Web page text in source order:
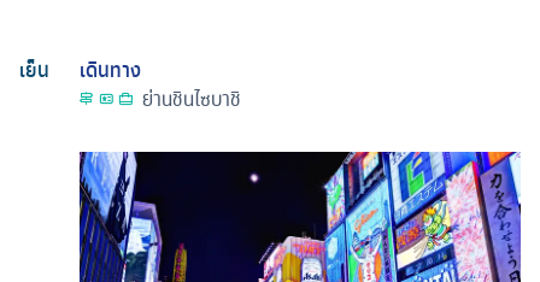
เย็น
เดินทาง
ย่านชินไซบาชิ